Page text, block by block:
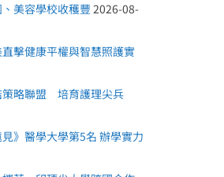
美容學校收穫豐2026-08-
擊健康平權與智慧照護實
策略聯盟 培育護理尖兵
》醫學大學第5名 辦學實力